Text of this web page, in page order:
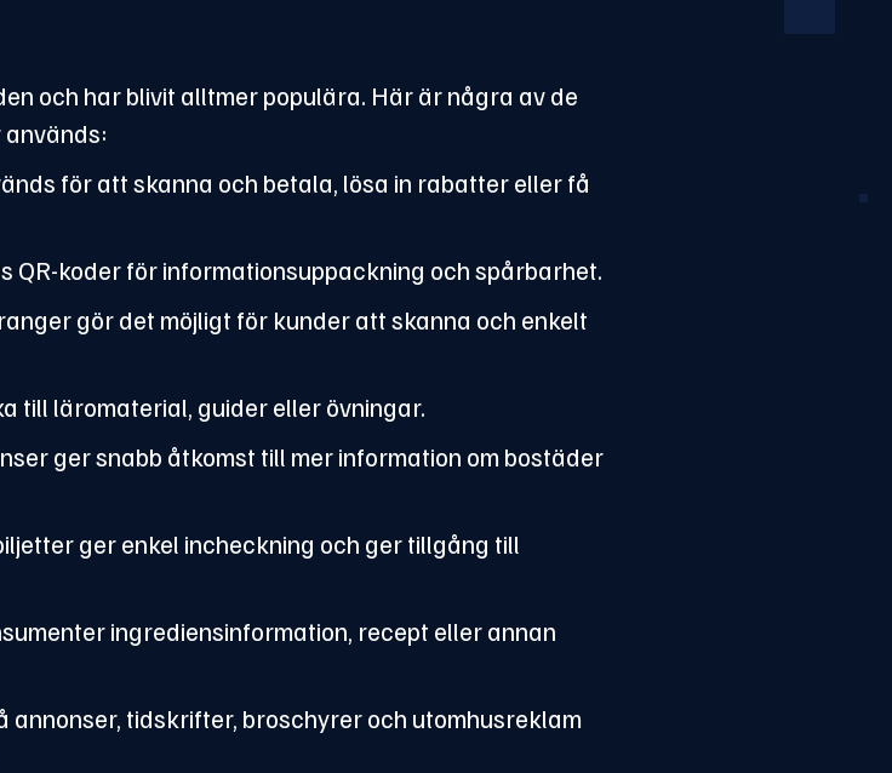
och har blivit alltmer populära. Här är några av de
för att skanna och betala, lösa in rabatter eller få
QR-koder för informationsuppackning och spårbarhet.
gör det möjligt för kunder att skanna och enkelt
till läromaterial, guider eller övningar.
ger snabb åtkomst till mer information om bostäder
ger enkel incheckning och ger tillgång till
ingrediensinformation, recept eller annan
tidskrifter, broschyrer och utomhusreklam